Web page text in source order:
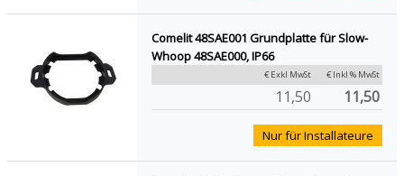
Comelit 48SAE001 Grundplatte für Slow-
Whoop 48SAE000, IP66
€ Exkl MwSt € Inkl % MwSt
11,50 11,50
Nur für Installateure